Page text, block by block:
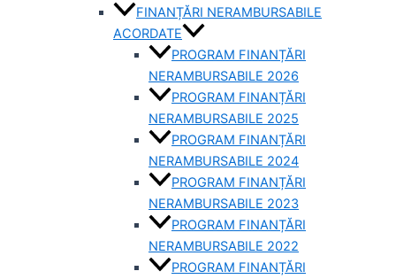
FINANȚĂRI NERAMBURSABILE
ACORDATE
PROGRAM FINANȚĂRI
NERAMBURSABILE 2026
PROGRAM FINANȚĂRI
NERAMBURSABILE 2025
PROGRAM FINANȚĂRI
NERAMBURSABILE 2024
PROGRAM FINANȚĂRI
NERAMBURSABILE 2023
PROGRAM FINANȚĂRI
NERAMBURSABILE 2022
PROGRAM FINANȚĂRI